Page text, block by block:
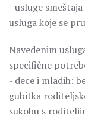
-­ usluge
usluga koje se
Navedenim
specifične
­- dece i mladih:
gubitka
sukobu s